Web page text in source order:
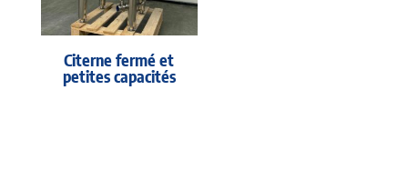
Citerne fermé et
petites capacités